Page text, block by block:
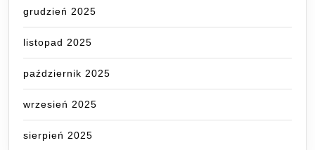
grudzień 2025
listopad 2025
październik 2025
wrzesień 2025
sierpień 2025